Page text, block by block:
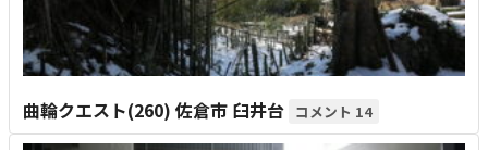
曲輪クエスト(260) 佐倉市 臼井台 14